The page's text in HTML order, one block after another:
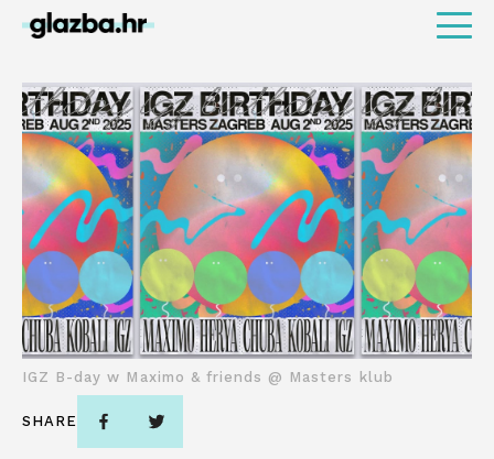
IGZ B-day w Maximo & friends @ Masters klub
SHARE